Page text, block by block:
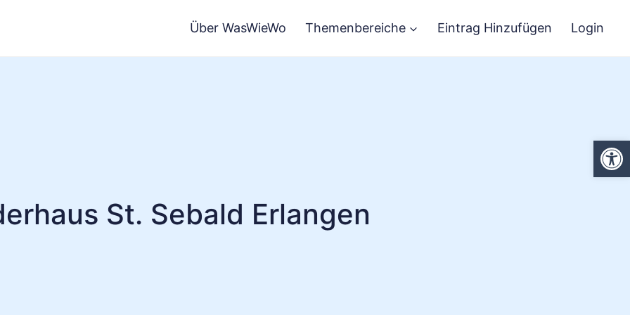
Über WasWieWo Themenbereiche Eintrag Hinzufügen Login
St. Sebald Erlangen